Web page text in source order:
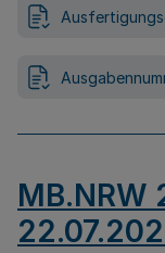
MB.NRW